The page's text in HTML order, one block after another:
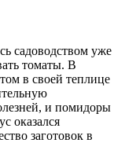
садоводством уже
томаты. В
в своей теплице
и помидоры
оказался
заготовок в